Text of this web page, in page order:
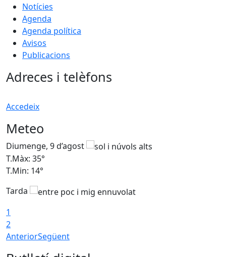
Notícies
Agenda
Agenda política
Avisos
Publicacions
Adreces i telèfons
Accedeix
Meteo
Diumenge, 9 d’agost
T.Màx: 35°
T.Min: 14°
Tarda
1
2
AnteriorSegüent